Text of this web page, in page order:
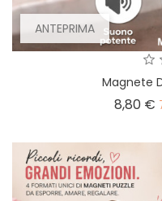
ANTEPRIMA
Magnete
8,80 €